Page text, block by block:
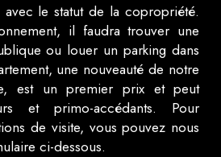
le statut de la copropriété.
il faudra trouver une
ou louer un parking dans
une nouveauté de notre
est un premier prix et peut
et primo-accédants. Pour
de visite, vous pouvez nous
ci-dessous.